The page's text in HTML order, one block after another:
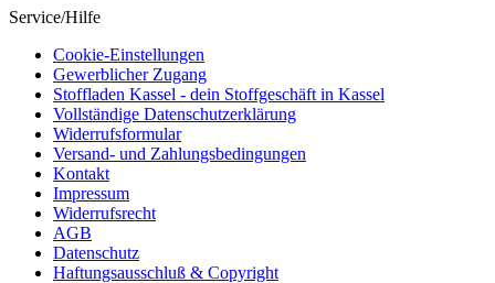
Service/Hilfe
Cookie-Einstellungen
Gewerblicher Zugang
Stoffladen Kassel - dein Stoffgeschäft in Kassel
Vollständige Datenschutzerklärung
Widerrufsformular
Versand- und Zahlungsbedingungen
Kontakt
Impressum
Widerrufsrecht
AGB
Datenschutz
Haftungsausschluß & Copyright